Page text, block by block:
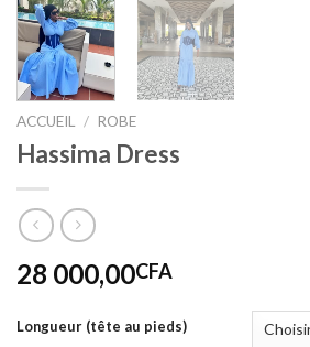
ACCUEIL / ROBE
Hassima Dress
28 000,00CFA
Longueur (tête au pieds)